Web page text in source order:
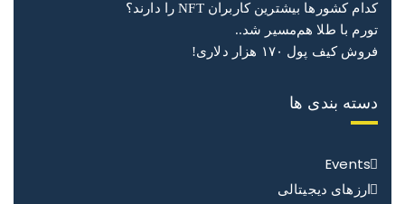
کدام کشورها بیشترین کاربران NFT را دارند؟
تورم با طلا هم‌مسیر شد..
فروش کیف پول ۱۷۰ هزار دلاری!
دسته بندی ها
Events
ارزهای دیجیتالی